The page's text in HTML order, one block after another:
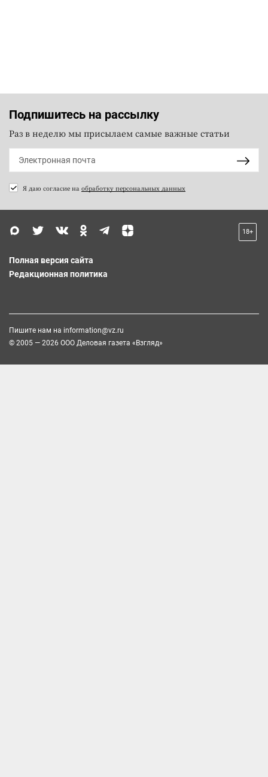
Подпишитесь на рассылку
Раз в неделю мы присылаем самые важные статьи
Я даю согласие на обработку персональных данных
18+
Полная версия сайта
Редакционная политика
Пишите нам на information@vz.ru
© 2005 — 2026 ООО Деловая газета «Взгляд»